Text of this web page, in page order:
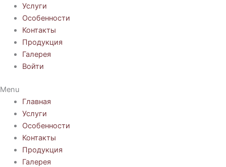
Услуги
Особенности
Контакты
Продукция
Галерея
Войти
Menu
Главная
Услуги
Особенности
Контакты
Продукция
Галерея